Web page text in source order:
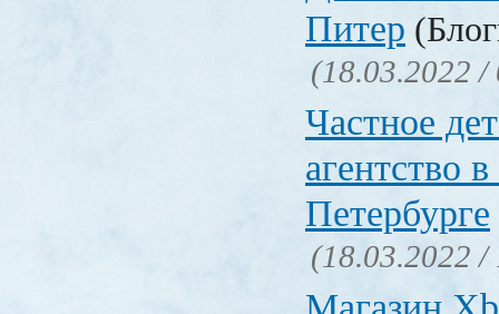
Питер
(18.03.2022 /
Частное
агентство
Петербурге
(18.03.2022 /